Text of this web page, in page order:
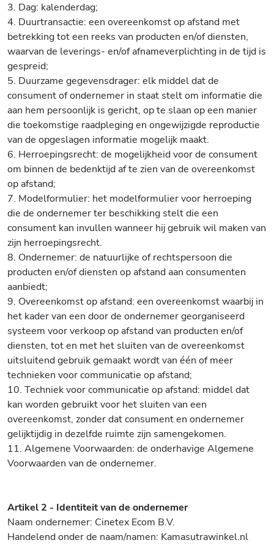
3. Dag: kalenderdag;
4. Duurtransactie: een overeenkomst op afstand met
betrekking tot een reeks van producten en/of diensten,
waarvan de leverings- en/of afnameverplichting in de tijd is
gespreid;
5. Duurzame gegevensdrager: elk middel dat de
consument of ondernemer in staat stelt om informatie die
aan hem persoonlijk is gericht, op te slaan op een manier
die toekomstige raadpleging en ongewijzigde reproductie
van de opgeslagen informatie mogelijk maakt.
6. Herroepingsrecht: de mogelijkheid voor de consument
om binnen de bedenktijd af te zien van de overeenkomst
op afstand;
7. Modelformulier: het modelformulier voor herroeping
die de ondernemer ter beschikking stelt die een
consument kan invullen wanneer hij gebruik wil maken van
zijn herroepingsrecht.
8. Ondernemer: de natuurlijke of rechtspersoon die
producten en/of diensten op afstand aan consumenten
aanbiedt;
9. Overeenkomst op afstand: een overeenkomst waarbij in
het kader van een door de ondernemer georganiseerd
systeem voor verkoop op afstand van producten en/of
diensten, tot en met het sluiten van de overeenkomst
uitsluitend gebruik gemaakt wordt van één of meer
technieken voor communicatie op afstand;
10. Techniek voor communicatie op afstand: middel dat
kan worden gebruikt voor het sluiten van een
overeenkomst, zonder dat consument en ondernemer
gelijktijdig in dezelfde ruimte zijn samengekomen.
11. Algemene Voorwaarden: de onderhavige Algemene
Voorwaarden van de ondernemer.
Artikel 2 - Identiteit van de ondernemer
Naam ondernemer: Cinetex Ecom B.V.
Handelend onder de naam/namen: Kamasutrawinkel.nl